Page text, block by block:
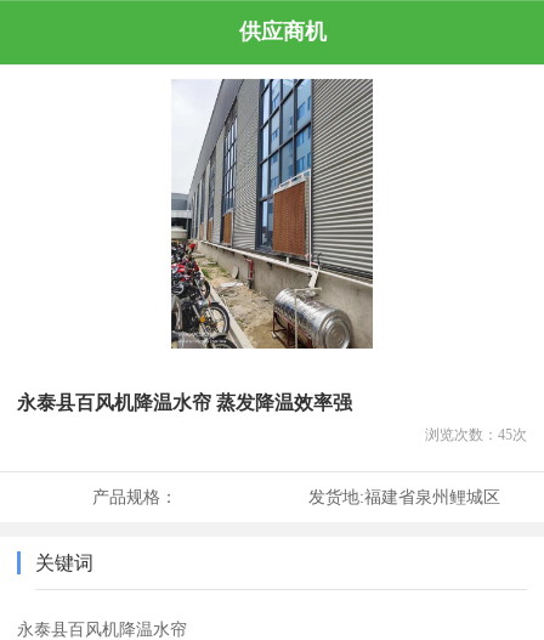
供应商机
永泰县百风机降温水帘 蒸发降温效率强
浏览次数： 45次
产品规格： 发货地:福建省泉州鲤城区
关键词
永泰县百风机降温水帘